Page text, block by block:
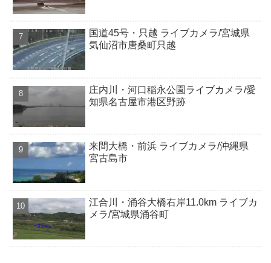
国道45号・只越 ライブカメラ/宮城県
気仙沼市唐桑町只越
庄内川・河口稲永公園ライブカメラ/愛
知県名古屋市港区野跡
来間大橋・前浜 ライブカメラ/沖縄県
宮古島市
江合川・涌谷大橋右岸11.0km ライブカ
メラ/宮城県涌谷町